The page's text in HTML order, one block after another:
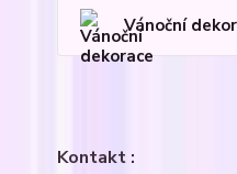
Vánoční
Kontakt :